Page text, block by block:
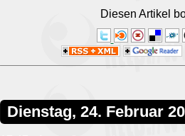
Diesen Artikel
Dienstag, 24. Februar